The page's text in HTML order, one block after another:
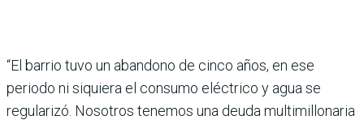
“El barrio tuvo un abandono de cinco años, en ese
periodo ni siquiera el consumo eléc­trico y agua se
regularizó. Nosotros tenemos una deuda multimillonaria